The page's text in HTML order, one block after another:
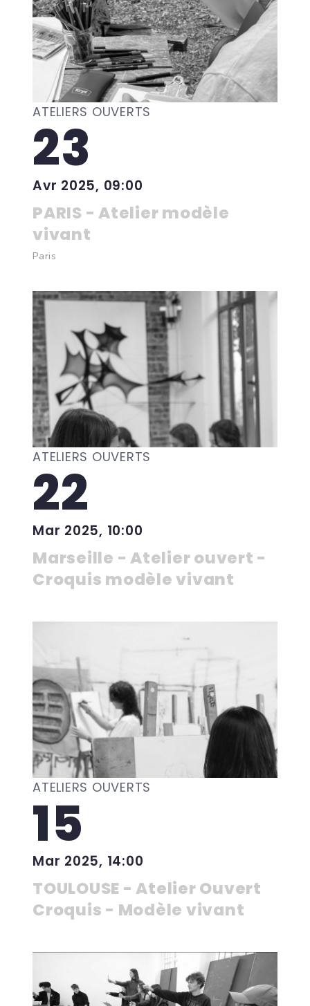
ATELIERS OUVERTS
23
Avr 2025, 09:00
PARIS - Atelier modèle
vivant
Paris
ATELIERS OUVERTS
22
Mar 2025, 10:00
Marseille - Atelier ouvert -
Croquis modèle vivant
ATELIERS OUVERTS
15
Mar 2025, 14:00
TOULOUSE - Atelier Ouvert
Croquis - Modèle vivant